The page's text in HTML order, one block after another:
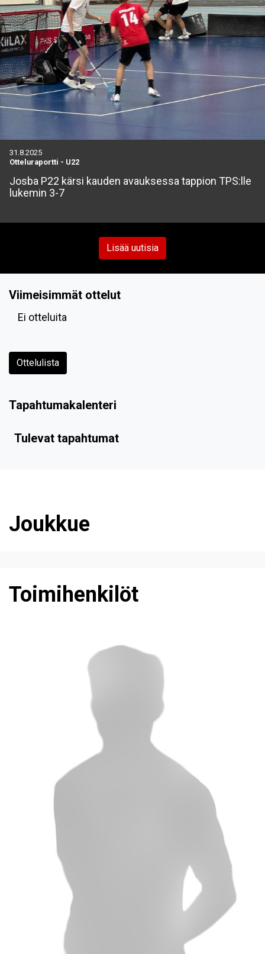
31.8.2025
Otteluraportti - U22
Josba P22 kärsi kauden avauksessa tappion TPS:lle
lukemin 3-7
Lisää uutisia
Viimeisimmät ottelut
Ei otteluita
Ottelulista
Tapahtumakalenteri
Tulevat tapahtumat
Joukkue
Toimihenkilöt